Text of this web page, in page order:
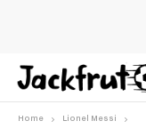
Home Lionel Messi